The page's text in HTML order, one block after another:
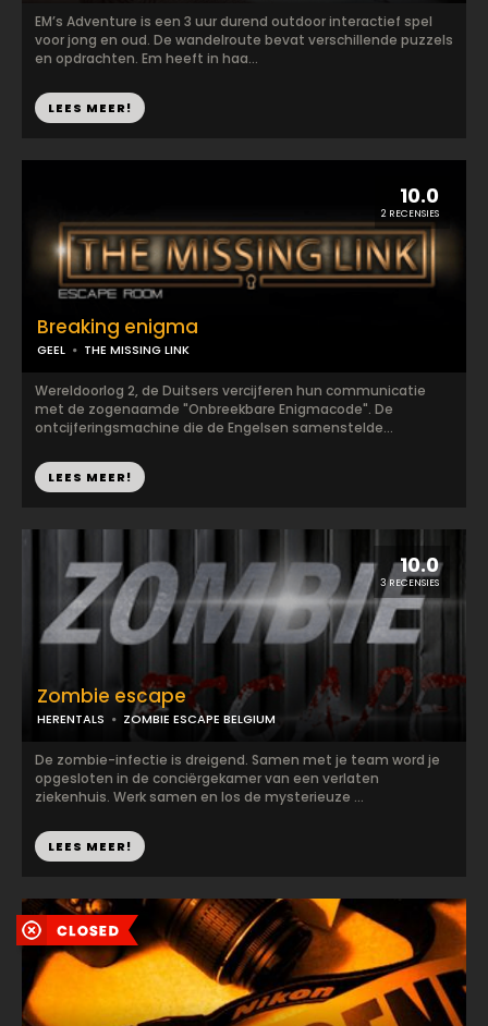
EM’s Adventure is een 3 uur durend outdoor interactief spel
voor jong en oud. De wandelroute bevat verschillende puzzels
en opdrachten. Em heeft in haa...
LEES MEER!
10.0
2 RECENSIES
Breaking enigma
GEEL THE MISSING LINK
Wereldoorlog 2, de Duitsers vercijferen hun communicatie
met de zogenaamde "Onbreekbare Enigmacode". De
ontcijferingsmachine die de Engelsen samenstelde...
LEES MEER!
10.0
3 RECENSIES
Zombie escape
HERENTALS ZOMBIE ESCAPE BELGIUM
De zombie-infectie is dreigend. Samen met je team word je
opgesloten in de conciërgekamer van een verlaten
ziekenhuis. Werk samen en los de mysterieuze ...
LEES MEER!